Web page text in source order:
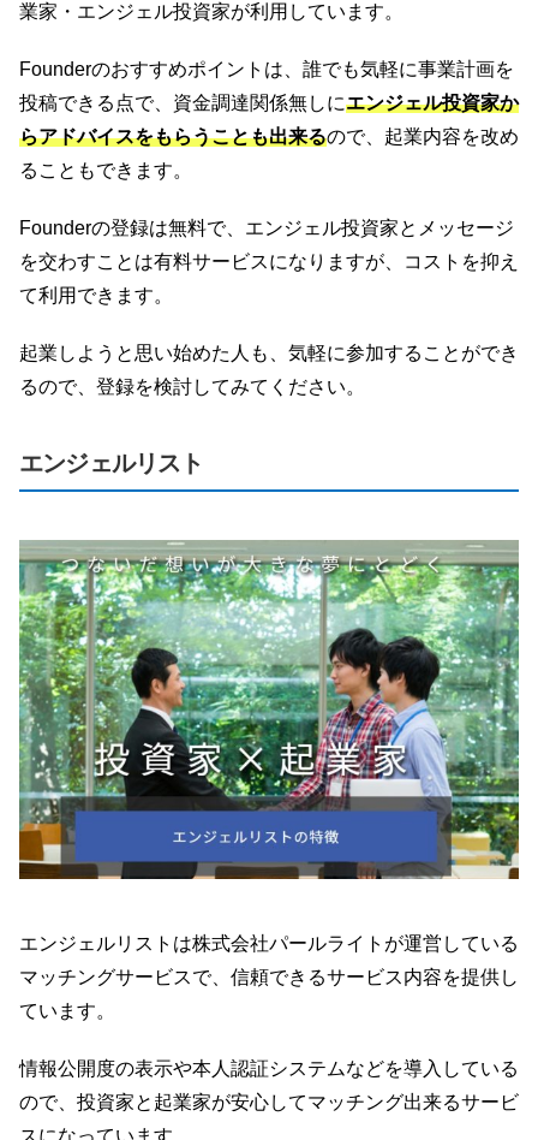
業家・エンジェル投資家が利用しています。
Founderのおすすめポイントは、誰でも気軽に事業計画を
投稿できる点で、資金調達関係無しにエンジェル投資家か
らアドバイスをもらうことも出来るので、起業内容を改め
ることもできます。
Founderの登録は無料で、エンジェル投資家とメッセージ
を交わすことは有料サービスになりますが、コストを抑え
て利用できます。
起業しようと思い始めた人も、気軽に参加することができ
るので、登録を検討してみてください。
エンジェルリスト
エンジェルリストは株式会社パールライトが運営している
マッチングサービスで、信頼できるサービス内容を提供し
ています。
情報公開度の表示や本人認証システムなどを導入している
ので、投資家と起業家が安心してマッチング出来るサービ
スになっています。